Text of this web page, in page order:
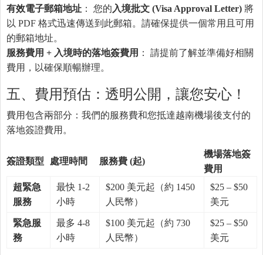
有效電子郵箱地址 ： 您的 入境批文 (Visa Approval Letter) 將
以 PDF 格式迅速傳送到此郵箱。請確保提供一個常用且可用
的郵箱地址。
服務費用 + 入境時的落地簽費用 ： 請提前了解並準備好相關
費用，以確保順暢辦理。
五、費用預估：透明公開，讓您安心！
費用包含兩部分：我們的服務費和您抵達越南機場後支付的
落地簽證費用。
簽證類型 處理時間 服務費 (起)
機場落地簽
費用
超緊急
服務
最快 1-2
小時
$200 美元起（約 1450
人民幣）
$25 – $50
美元
緊急服
務
最多 4-8
小時
$100 美元起（約 730
人民幣）
$25 – $50
美元